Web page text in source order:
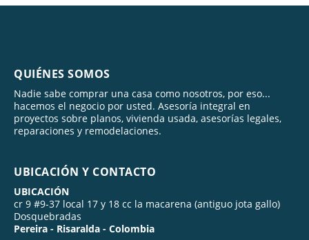
QUIÉNES SOMOS
Nadie sabe comprar una casa como nosotros, por eso...
hacemos el negocio por usted. Asesoría integral en
proyectos sobre planos, vivienda usada, asesorías legales,
reparaciones y remodelaciones.
UBICACIÓN Y CONTACTO
UBICACIÓN
cr 9 #9-37 local 17 y 18 cc la macarena (antiguo jota gallo)
Dosquebradas
Pereira - Risaralda - Colombia